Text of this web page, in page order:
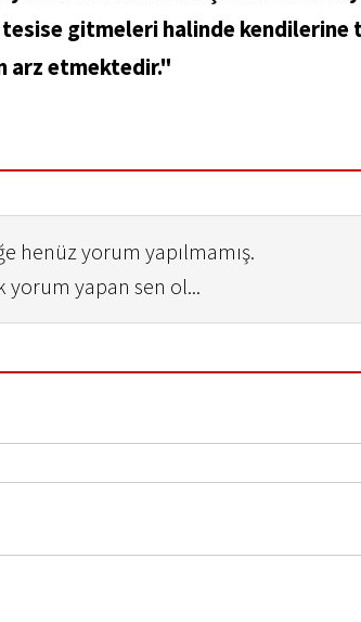
gitmeleri halinde kendilerine
arz etmektedir."
henüz yorum yapılmamış.
yorum yapan sen ol...